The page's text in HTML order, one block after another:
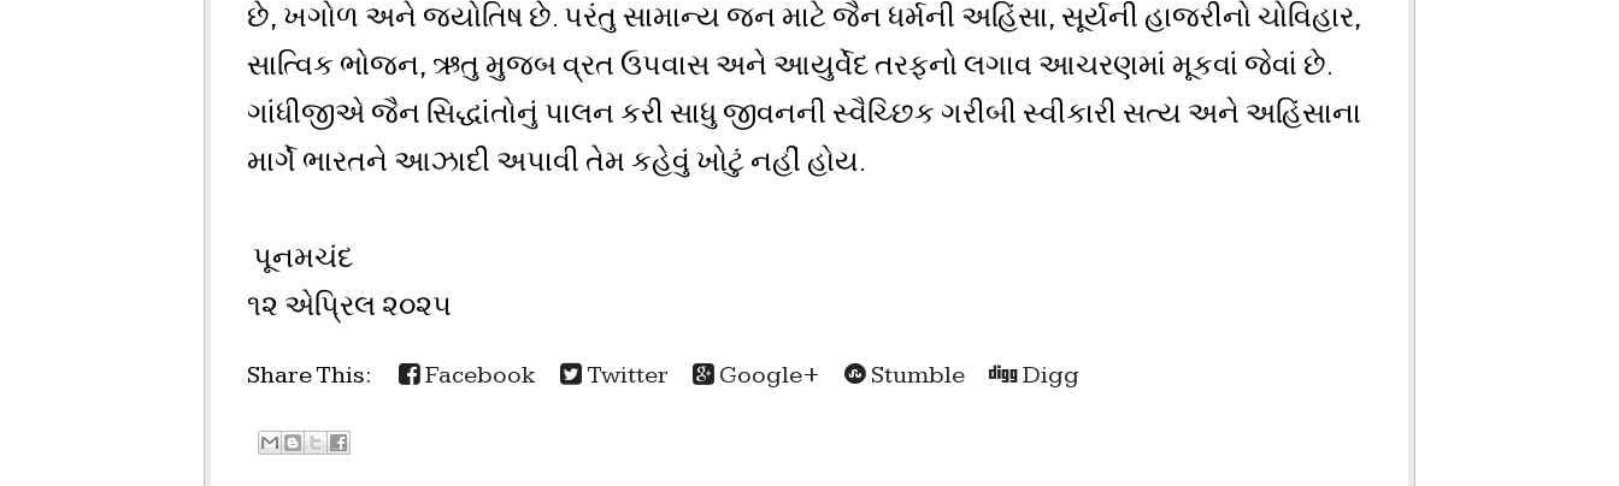
છે, ખગોળ અને જયોતિષ છે. પરંતુ સામાન્ય જન માટે જૈન ધર્મની અહિંસા, સૂર્યની હાજરીનો ચોવિહાર,
સાત્વિક ભોજન, ઋતુ મુજબ વ્રત ઉપવાસ અને આયુર્વેદ તરફનો લગાવ આચરણમાં મૂકવાં જેવાં છે.
ગાંધીજીએ જૈન સિદ્ધાંતોનું પાલન કરી સાધુ જીવનની સ્વૈચ્છિક ગરીબી સ્વીકારી સત્ય અને અહિંસાના
માર્ગે ભારતને આઝાદી અપાવી તેમ કહેવું ખોટું નહીં હોય.
પૂનમચંદ
૧૨ એપ્રિલ ૨૦૨૫
Share This: Facebook Twitter Google+ Stumble Digg